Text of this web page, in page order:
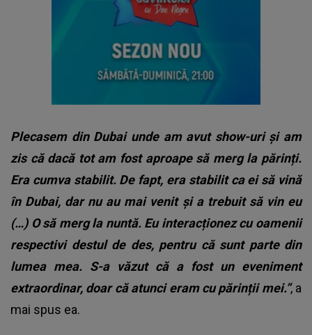
Plecasem din Dubai unde am avut show-uri și am
zis că dacă tot am fost aproape să merg la părinți.
Era cumva stabilit. De fapt, era stabilit ca ei să vină
în Dubai, dar nu au mai venit și a trebuit să vin eu
(…) O să merg la nuntă. Eu interacționez cu oamenii
respectivi destul de des, pentru că sunt parte din
lumea mea. S-a văzut că a fost un eveniment
extraordinar, doar că atunci eram cu părinții mei.”, a
mai spus ea.